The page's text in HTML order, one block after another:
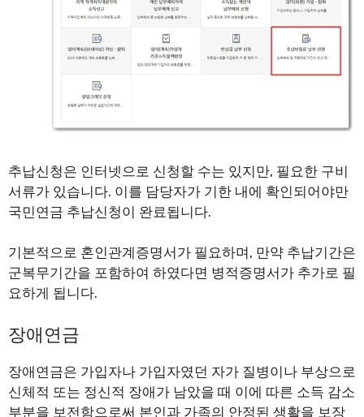
추납신청은 인터넷으로 신청할 수는 있지만, 필요한 구비
서류가 있습니다. 이를 담당자가 기한 내에 확인되어야만
국민연금 추납신청이 완료됩니다.
기본적으로 혼인관계증명서가 필요하며, 만약 추납기간은
군복무기간을 포함하여 하였다면 병적증명서가 추가로 필
요하게 됩니다.
장애연금
장애연금은 가입자나 가입자였던 자가 질병이나 부상으로
신체적 또는 정신적 장애가 남았을 때 이에 따른 소득 감소
부분을 보전함으로써 본인과 가족의 안정된 생활을 보장